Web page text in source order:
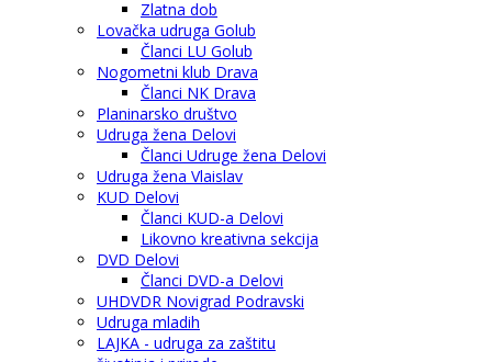
Zlatna dob
Lovačka udruga Golub
Članci LU Golub
Nogometni klub Drava
Članci NK Drava
Planinarsko društvo
Udruga žena Delovi
Članci Udruge žena Delovi
Udruga žena Vlaislav
KUD Delovi
Članci KUD-a Delovi
Likovno kreativna sekcija
DVD Delovi
Članci DVD-a Delovi
UHDVDR Novigrad Podravski
Udruga mladih
LAJKA - udruga za zaštitu